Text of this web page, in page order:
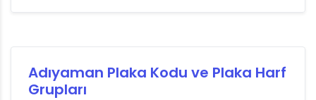
Adıyaman Plaka Kodu ve Plaka Harf
Grupları